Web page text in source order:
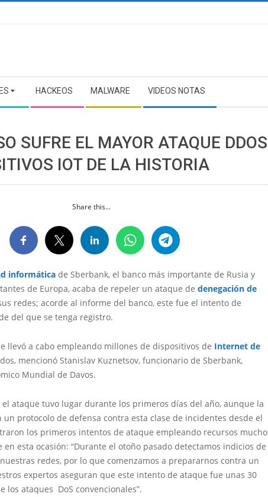
HACKEOS MALWARE VIDEOS NOTAS
SUFRE EL MAYOR ATAQUE DDOS
IOT DE LA HISTORIA
Share this...
informática de Sberbank, el banco más importante de Rusia y
de Europa, acaba de repeler un ataque de denegación de
redes; acorde al informe del banco, este fue el intento de
del que se tenga registro.
llevó a cabo empleando millones de dispositivos de Internet de
mencionó Stanislav Kuznetsov, funcionario de Sberbank,
Mundial de Davos.
ataque tuvo lugar durante los primeros días del año, aunque la
protocolo de defensa contra esta clase de incidentes desde el
los primeros intentos de ataque empleando recursos mucho
en esta ocasión: “Durante el otoño pasado detectamos indicios de
redes, por lo que comenzamos a prepararnos contra un
expertos aseguran que este intento de ataque fue unas 30
los ataques DoS convencionales”.